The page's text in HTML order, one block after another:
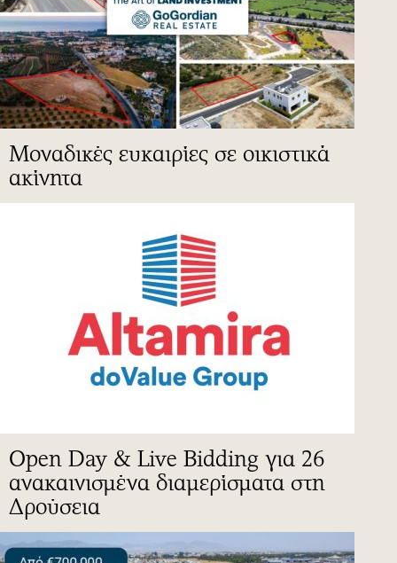
Μοναδικές ευκαιρίες σε οικιστικά
ακίνητα
Open Day & Live Bidding για 26
ανακαινισμένα διαμερίσματα στη
Δρούσεια